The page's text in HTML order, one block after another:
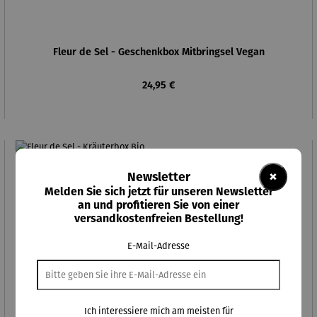
Fleur de Sel - Geschenkbox Mitbringsel Vegan
Regulärer Preis:
24,95 €
×
Newsletter
Melden Sie sich jetzt für unseren Newsletter
an und profitieren Sie von einer
versandkostenfreien Bestellung!
E-Mail-Adresse
Ich interessiere mich am meisten für